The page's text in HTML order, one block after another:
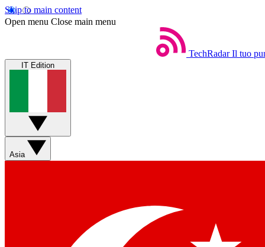
Skip to main content
Open menu Close main menu
TechRadar Il tuo
IT Edition
Asia